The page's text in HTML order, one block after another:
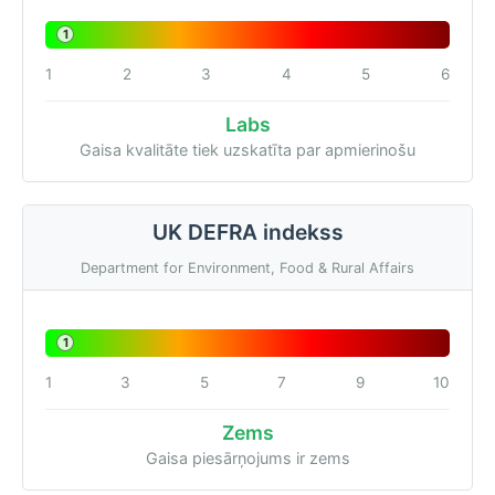
1
1 2 3 4 5 6
Labs
Gaisa kvalitāte tiek uzskatīta par apmierinošu
UK DEFRA indekss
Department for Environment, Food & Rural Affairs
1
1 3 5 7 9 10
Zems
Gaisa piesārņojums ir zems